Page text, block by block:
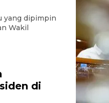
yang dipimpin
Wakil
di